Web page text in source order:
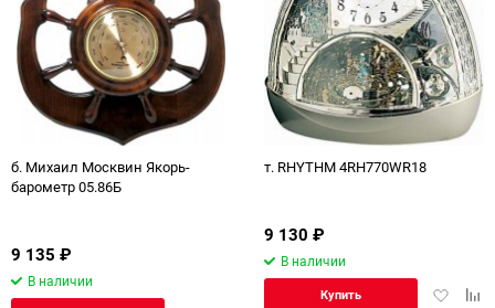
б. Михаил Москвин Якорь-
барометр 05.86Б
9 135 ₽
В наличии
т. RHYTHM 4RH770WR18
9 130 ₽
В наличии
Купить